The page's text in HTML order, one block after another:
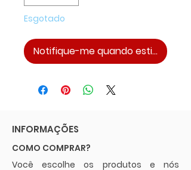
Esgotado
Notifique-me quando estiver
INFORMAÇÕES
COMO COMPRAR?
Você escolhe os produtos e nós